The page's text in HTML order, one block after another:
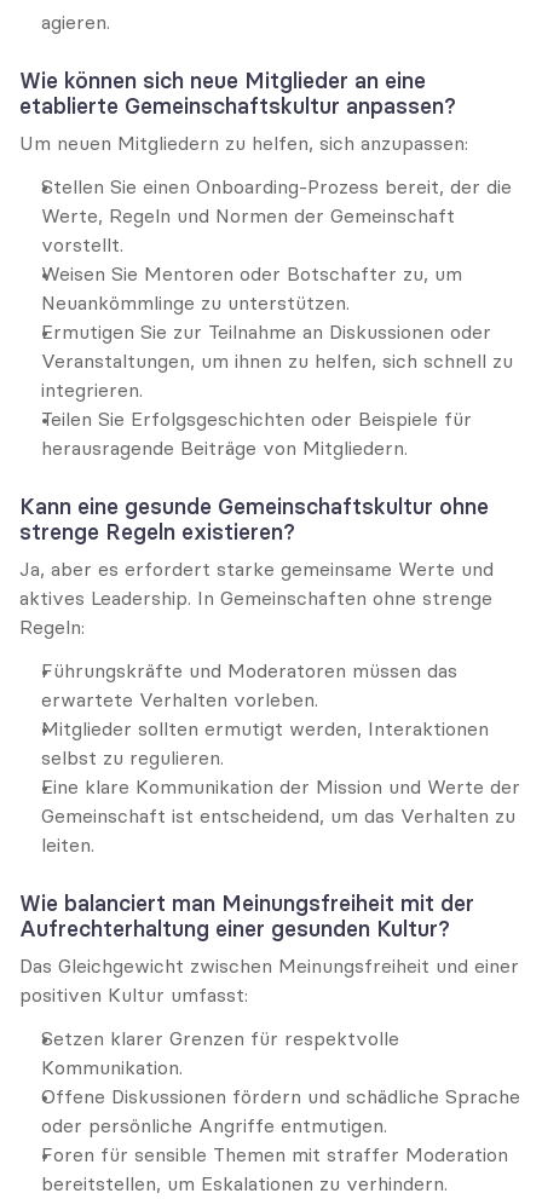
agieren.
Wie können sich neue Mitglieder an eine
etablierte Gemeinschaftskultur anpassen?
Um neuen Mitgliedern zu helfen, sich anzupassen:
Stellen Sie einen Onboarding-Prozess bereit, der die
Werte, Regeln und Normen der Gemeinschaft
vorstellt.
Weisen Sie Mentoren oder Botschafter zu, um
Neuankömmlinge zu unterstützen.
Ermutigen Sie zur Teilnahme an Diskussionen oder
Veranstaltungen, um ihnen zu helfen, sich schnell zu
integrieren.
Teilen Sie Erfolgsgeschichten oder Beispiele für
herausragende Beiträge von Mitgliedern.
Kann eine gesunde Gemeinschaftskultur ohne
strenge Regeln existieren?
Ja, aber es erfordert starke gemeinsame Werte und
aktives Leadership. In Gemeinschaften ohne strenge
Regeln:
Führungskräfte und Moderatoren müssen das
erwartete Verhalten vorleben.
Mitglieder sollten ermutigt werden, Interaktionen
selbst zu regulieren.
Eine klare Kommunikation der Mission und Werte der
Gemeinschaft ist entscheidend, um das Verhalten zu
leiten.
Wie balanciert man Meinungsfreiheit mit der
Aufrechterhaltung einer gesunden Kultur?
Das Gleichgewicht zwischen Meinungsfreiheit und einer
positiven Kultur umfasst:
Setzen klarer Grenzen für respektvolle
Kommunikation.
Offene Diskussionen fördern und schädliche Sprache
oder persönliche Angriffe entmutigen.
Foren für sensible Themen mit straffer Moderation
bereitstellen, um Eskalationen zu verhindern.